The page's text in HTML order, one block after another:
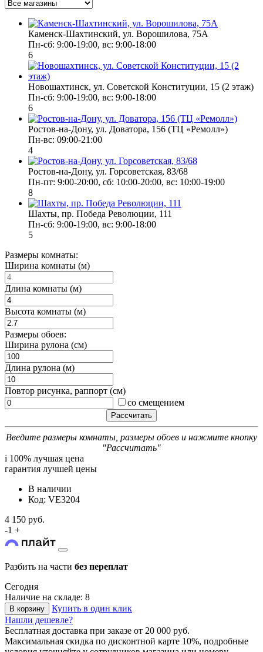
Каменск-Шахтинский, ул. Ворошилова, 75А
Пн-сб: 9:00-19:00, вс: 9:00-18:00
6
Новошахтинск, ул. Советской Конституции, 15 (2 этаж)
Пн-сб: 9:00-19:00, вс: 9:00-18:00
6
Ростов-на-Дону, ул. Доватора, 156 (ТЦ «Ремолл»)
Пн-вс: 09:00-21:00
4
Ростов-на-Дону, ул. Горсоветская, 83/68
Пн-пт: 9:00-20:00, сб: 10:00-20:00, вс: 10:00-19:00
8
Шахты, пр. Победа Революции, 111
Пн-сб: 9:00-19:00, вс: 9:00-18:00
5
Размеры комнаты:
Ширина комнаты (м)
Длина комнаты (м)
Высота комнаты (м)
Размеры обоев:
Ширина рулона (см)
Длина рулона (м)
Повтор рисунка, раппорт (см)
со смещением
Введите размеры комнаты, размеры обоев и нажмите кнопку
"Рассчитать"
i 100% лучшая цена
гарантия лучшей цены
В наличии
Код: VE3204
4 150 руб.
-1 +
Разбить на части без переплат
Сегодня
Наличие на складе: 8
В корзину
Купить в один клик
Нашли дешевле?
Бесплатная доставка при заказе от 20 000 руб.
Максимальная скидка по дисконтной карте 10%, подробные